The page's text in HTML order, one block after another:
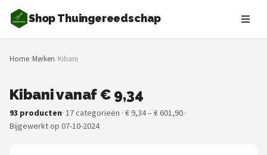
Shop Thuingereedschap
Zoeken
NAVIGATIE
Merken
Home/Merken/Kibani
Kibani vanaf € 9,34
93 producten· 17 categorieën · € 9,34 – € 601,90 ·
Bijgewerkt op 07-10-2024